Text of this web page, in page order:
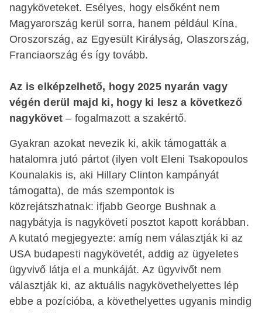
nagyköveteket. Esélyes, hogy elsőként nem
Magyarország kerül sorra, hanem például Kína,
Oroszország, az Egyesült Királyság, Olaszország,
Franciaország és így tovább.
Az is elképzelhető, hogy 2025 nyarán vagy
végén derül majd ki, hogy ki lesz a következő
nagykövet– fogalmazott a szakértő.
Gyakran azokat nevezik ki, akik támogatták a
hatalomra jutó pártot (ilyen volt Eleni Tsakopoulos
Kounalakis is, aki Hillary Clinton kampányát
támogatta), de más szempontok is
közrejátszhatnak: ifjabb George Bushnak a
nagybátyja is nagyköveti posztot kapott korábban.
A kutató megjegyezte: amíg nem választják ki az
USA budapesti nagykövetét, addig az ügyeletes
ügyvivő látja el a munkáját. Az ügyvivőt nem
választják ki, az aktuális nagykövethelyettes lép
ebbe a pozícióba, a követhelyettes ugyanis mindig